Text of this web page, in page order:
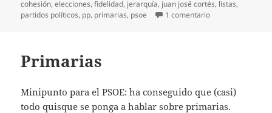
el
cohesión,elecciones,fidelidad, jerarquía, juan josé cortés, listas,
partidos políticos, pp, primarias, psoe 1 comentarioen Listísimas
Primarias
Minipunto para el PSOE: ha conseguido que (casi)
todo quisque se ponga a hablar sobre primarias.